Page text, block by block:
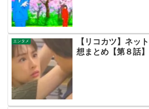
回】
エンタメ
【リコカツ】ネッ
想まとめ【第８話】